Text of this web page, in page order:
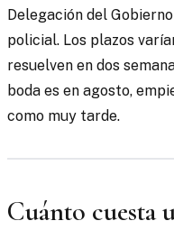
Delegación del
policial. Los plazos
resuelven en dos
boda es en agosto,
como muy tarde.
Cuánto cuesta